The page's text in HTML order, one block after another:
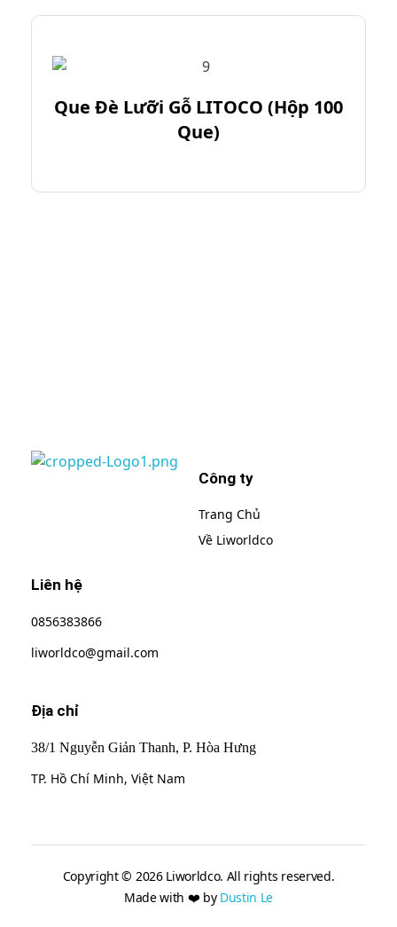
Que Đè Lưỡi Gỗ LITOCO (Hộp 100
Que)
Công ty
Trang Chủ
Về Liworldco
Liên hệ
0856383866
liworldco@gmail.com
Địa chỉ
38/1 Nguyễn Giản Thanh, P. Hòa Hưng
TP. Hồ Chí Minh, Việt Nam
Copyright © 2026 Liworldco. All rights reserved.
Made with ❤️ by Dustin Le